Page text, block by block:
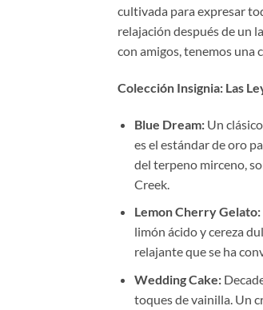
cultivada para expresar
relajación después de un
con amigos, tenemos una
Colección Insignia: Las
Blue Dream:Un
es el estándar de oro
del terpeno mirceno,
Creek.
Lemon Cherry Gelato:
limón ácido y cereza
relajante que se ha
Wedding Cake:
toques de vainilla. Un